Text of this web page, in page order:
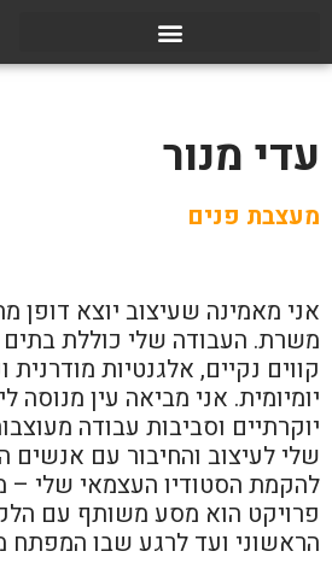
עדי מנור
מעצבת פנים
אני מאמינה שעיצוב יוצא דופן
משרת. העבודה שלי כוללת
קווים נקיים, אלגנטיות מודרנית
יומיומית. אני מביאה עין מנוסה
יוקרתיים וסביבות עבודה
שלי לעיצוב והחיבור עם אנשים
להקמת הסטודיו העצמאי שלי –
פרויקט הוא מסע משותף עם
הראשוני ועד לרגע שבו המפתח